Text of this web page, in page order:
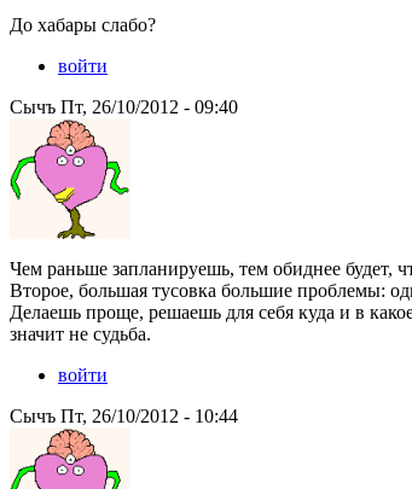
До хабары слабо?
войти
Сычъ Пт, 26/10/2012 - 09:40
Чем раньше запланируешь, тем обиднее будет,
Второе, большая тусовка большие проблемы:
Делаешь проще, решаешь для себя куда и в
значит не судьба.
войти
Сычъ Пт, 26/10/2012 - 10:44